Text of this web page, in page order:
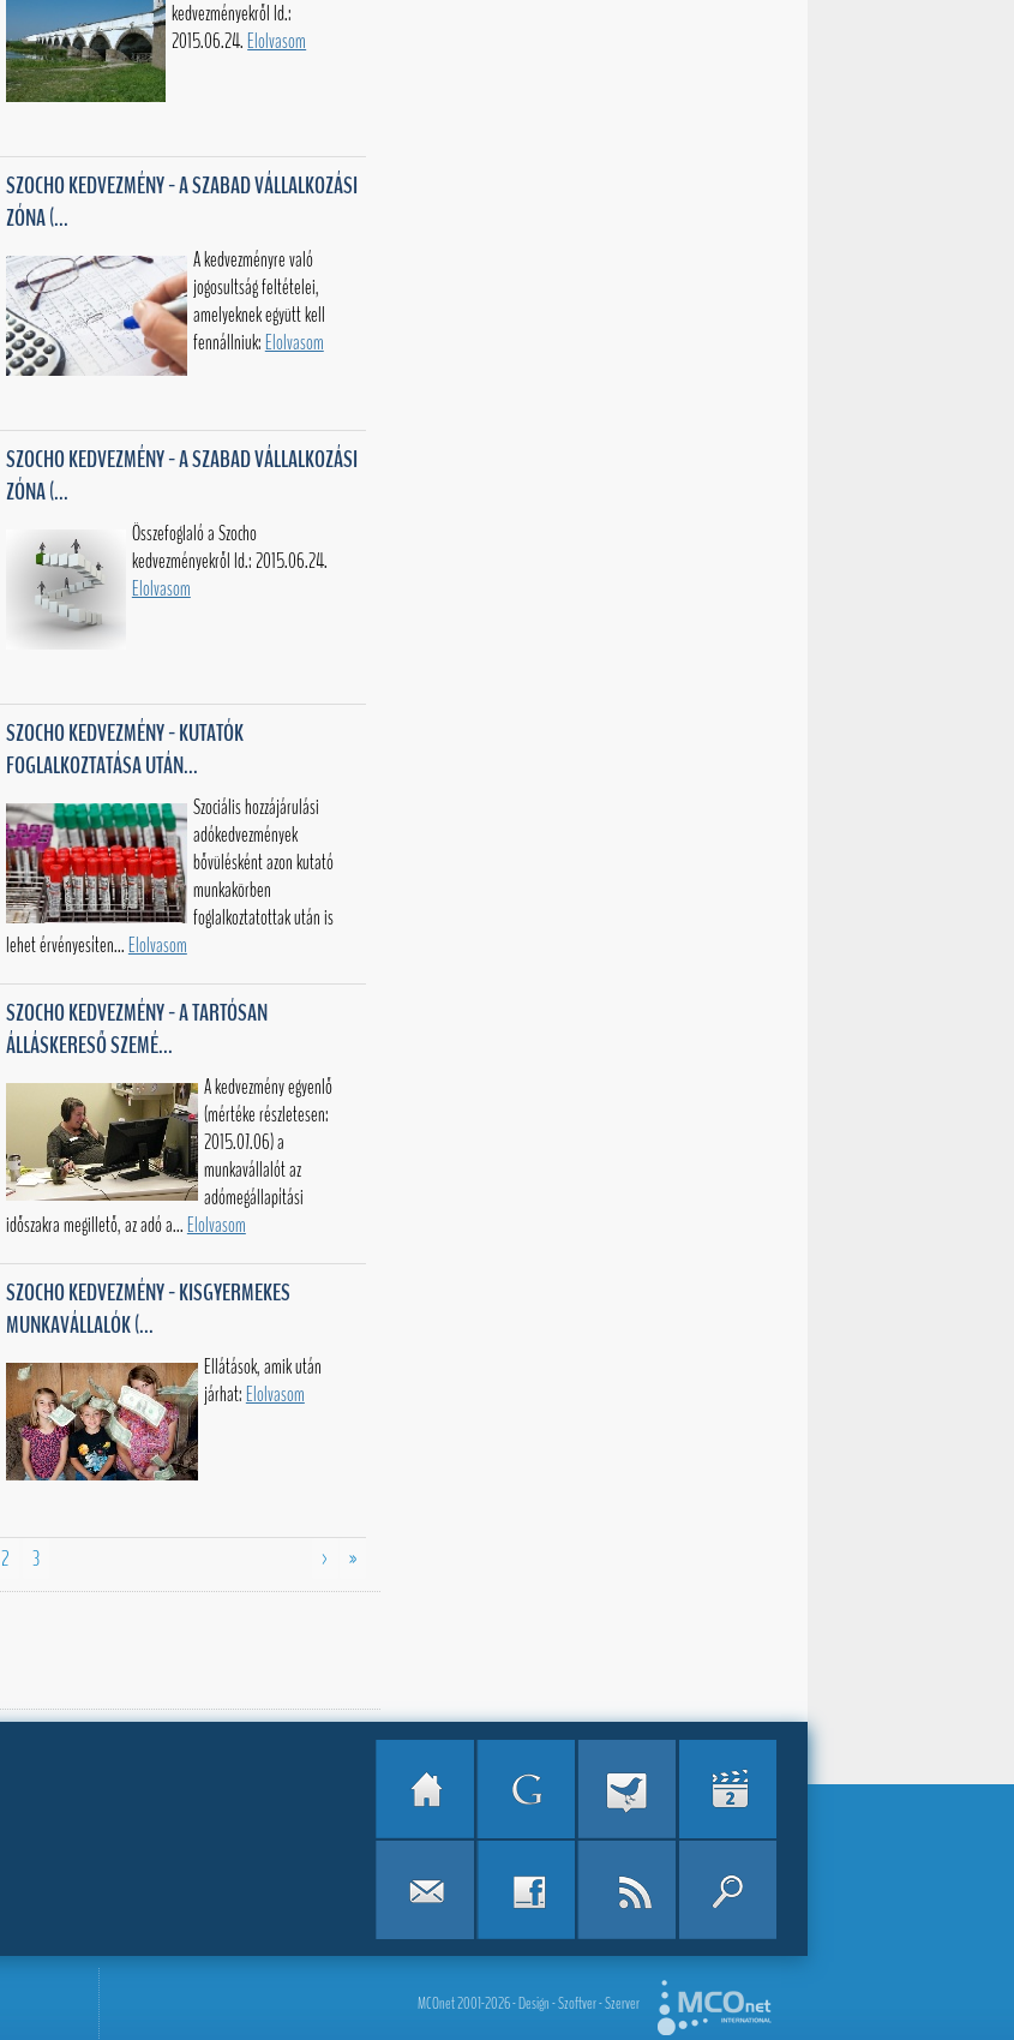
kedvezményekről ld.:
2015.06.24. Elolvasom
SZOCHO KEDVEZMÉNY - A SZABAD VÁLLALKOZÁSI
ZÓNA (...
A kedvezményre való
jogosultság feltételei,
amelyeknek együtt kell
fennállniuk: Elolvasom
SZOCHO KEDVEZMÉNY - A SZABAD VÁLLALKOZÁSI
ZÓNA (...
Összefoglaló a Szocho
kedvezményekről ld.: 2015.06.24.
Elolvasom
SZOCHO KEDVEZMÉNY - KUTATÓK
FOGLALKOZTATÁSA UTÁN...
Szociális hozzájárulási
adókedvezmények
bővülésként azon kutató
munkakörben
foglalkoztatottak után is
lehet érvényesíten... Elolvasom
SZOCHO KEDVEZMÉNY - A TARTÓSAN
ÁLLÁSKERESŐ SZEMÉ...
A kedvezmény egyenlő
(mértéke részletesen:
2015.07.06) a
munkavállalót az
adómegállapítási
időszakra megillető, az adó a... Elolvasom
SZOCHO KEDVEZMÉNY - KISGYERMEKES
MUNKAVÁLLALÓK (...
Ellátások, amik után
járhat: Elolvasom
2 3 > »
MCOnet 2001-2026 - Design - Szoftver - Szerver